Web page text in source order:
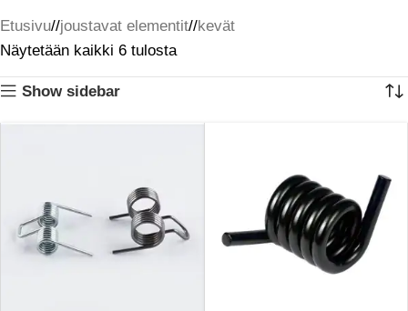
Etusivu/ joustavat elementit/ kevät
Näytetään kaikki 6 tulosta
Show sidebar